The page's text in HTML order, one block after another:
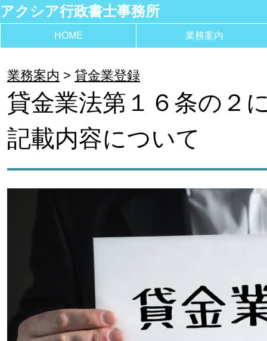
アクシア行政書士事務所
HOME 業務案内
業務案内 貸金業登録
貸金業法第１６条の２
記載内容について